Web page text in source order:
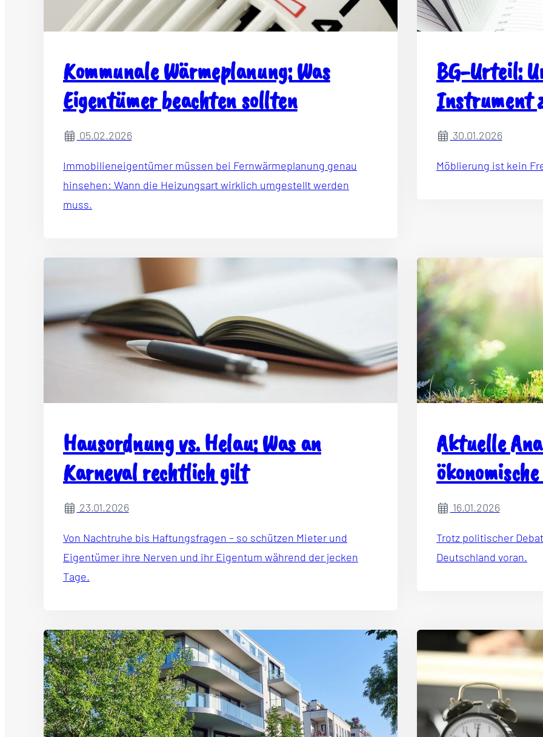
Kommunale Wärmeplanung: Was
Eigentümer beachten sollten
05.02.2026
Immobilieneigentümer müssen bei Fernwärmeplanung genau
hinsehen: Wann die Heizungsart wirklich umgestellt werden
muss.
BG-Urteil:
Instrument
30.01.2026
Möblierung ist kein
Hausordnung vs. Helau: Was an
Karneval rechtlich gilt
23.01.2026
Von Nachtruhe bis Haftungsfragen – so schützen Mieter und
Eigentümer ihre Nerven und ihr Eigentum während der jecken
Tage.
Aktuelle
16.01.2026
Trotz politischer
Deutschland voran.